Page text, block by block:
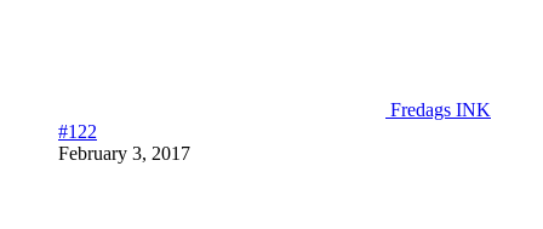
Fredags INK
#122
February 3, 2017